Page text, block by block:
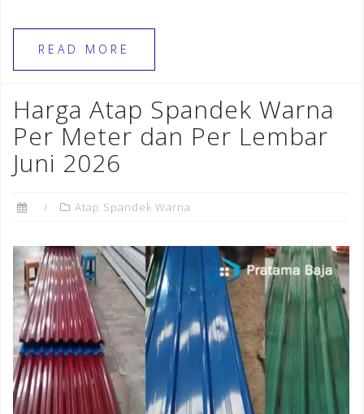
c
e
b
o
o
k
e
gr
a
m
te
e
st
READ MORE
Harga Atap Spandek Warna
Per Meter dan Per Lembar
Juni 2026
Atap Spandek Warna